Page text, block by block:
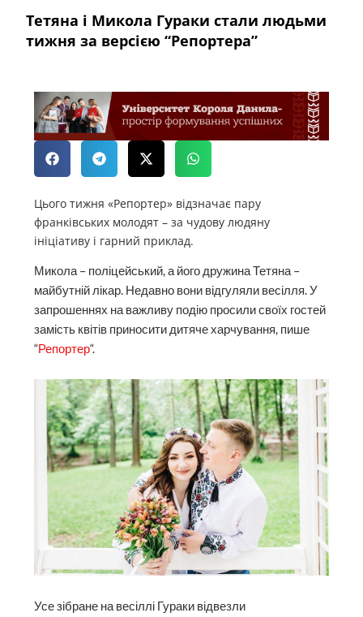
Тетяна і Микола Гураки стали людьми
тижня за версією “Репортера”
Цього тижня «Репортер» відзначає пару
франківських молодят – за чудову людяну
ініціативу і гарний приклад.
Микола – поліцейський, а його дружина Тетяна –
майбутній лікар. Недавно вони відгуляли весілля. У
запрошеннях на важливу подію просили своїх гостей
замість квітів приносити дитяче харчування, пише
“Репортер“.
Усе зібране на весіллі Гураки відвезли